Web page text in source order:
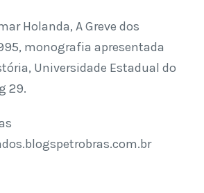
Holanda, A Greve dos
monografia apresentada
Universidade Estadual do
29.